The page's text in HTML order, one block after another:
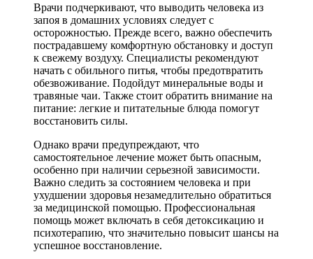
Врачи подчеркивают, что выводить человека из
запоя в домашних условиях следует с
осторожностью. Прежде всего, важно обеспечить
пострадавшему комфортную обстановку и доступ
к свежему воздуху. Специалисты рекомендуют
начать с обильного питья, чтобы предотвратить
обезвоживание. Подойдут минеральные воды и
травяные чаи. Также стоит обратить внимание на
питание: легкие и питательные блюда помогут
восстановить силы.
Однако врачи предупреждают, что
самостоятельное лечение может быть опасным,
особенно при наличии серьезной зависимости.
Важно следить за состоянием человека и при
ухудшении здоровья незамедлительно обратиться
за медицинской помощью. Профессиональная
помощь может включать в себя детоксикацию и
психотерапию, что значительно повысит шансы на
успешное восстановление.